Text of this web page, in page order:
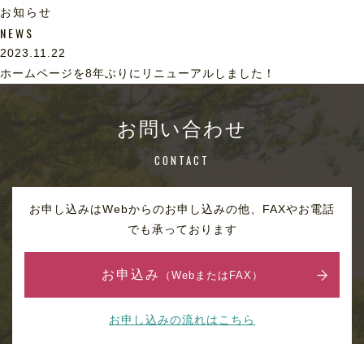
お知らせ
NEWS
2023.11.22
ホームページを8年ぶりにリニューアルしました！
お問い合わせ
CONTACT
お申し込みはWebからのお申し込みの他、FAXやお電話
でも承っております
お申込み （WebまたはFAX）
お申し込みの流れはこちら